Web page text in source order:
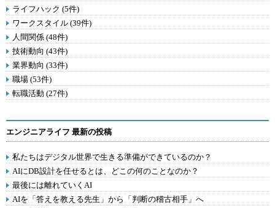
ライフハック (5件)
ワークスタイル (39件)
人間関係 (48件)
技術動向 (43件)
業界動向 (33件)
職場 (53件)
転職活動 (27件)
エンジニアライフ 最新の投稿
私たちはデジタル世界で生きる準備ができているのか？
AIにDB設計を任せるとは、どこの何のことなのか？
最後には離れていくAI
AIを「答えを教える先生」から「判断の稽古相手」へ